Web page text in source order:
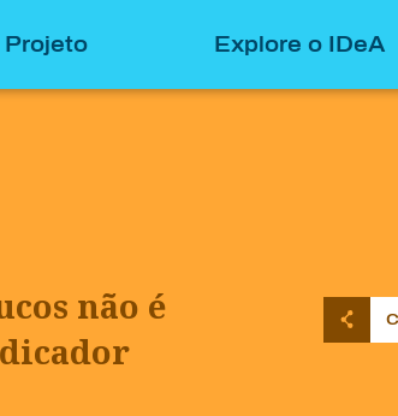
Projeto Explore o IDeA
não é